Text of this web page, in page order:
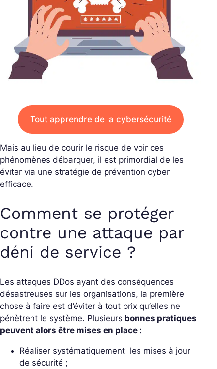
Tout apprendre de la cybersécurité
Mais au lieu de courir le risque de voir ces
phénomènes débarquer, il est primordial de les
éviter via une stratégie de prévention cyber
efficace.
Comment se protéger
contre une attaque par
déni de service ?
Les attaques DDos ayant des conséquences
désastreuses sur les organisations, la première
chose à faire est d’éviter à tout prix qu’elles ne
pénètrent le système. Plusieurs bonnes pratiques
peuvent alors être mises en place :
Réaliser systématiquement les mises à jour
de sécurité ;